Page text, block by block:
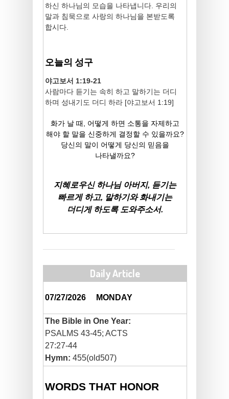
하신 하나님의 모습을 나타냅니다. 우리의
말과 침묵으로 사랑의 하나님을 본받도록
합시다.
오늘의 성구
야고보서 1:19-21
사람마다 듣기는 속히 하고 말하기는 더디
하며 성내기도 더디 하라 [야고보서 1:19]
화가 날 때, 어떻게 하면 소통을 자제하고
해야 할 말을 신중하게 결정할 수 있을까요?
당신의 말이 어떻게 당신의 믿음을
나타낼까요?
지혜로우신 하나님 아버지, 듣기는
빠르게 하고, 말하기와 화내기는
더디게 하도록 도와주소서.
Daily Article
07/27/2026MONDAY
The Bible in One Year:
PSALMS 43-45; ACTS
27:27-44
Hymn: 455(old507)
WORDS THAT HONOR